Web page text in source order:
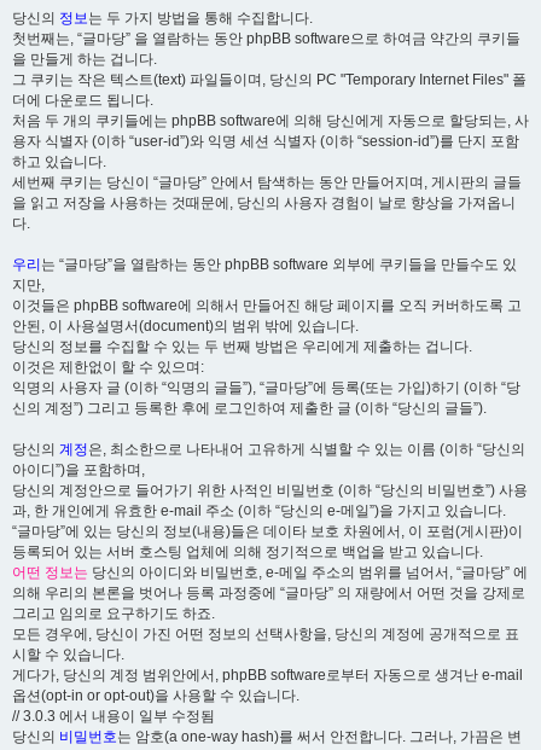
당신의 정보는 두 가지 방법을 통해 수집합니다.
첫번째는, “글마당” 을 열람하는 동안 phpBB software으로 하여금 약간의 쿠키들
을 만들게 하는 겁니다.
그 쿠키는 작은 텍스트(text) 파일들이며, 당신의 PC "Temporary Internet Files" 폴
더에 다운로드 됩니다.
처음 두 개의 쿠키들에는 phpBB software에 의해 당신에게 자동으로 할당되는, 사
용자 식별자 (이하 “user-id”)와 익명 세션 식별자 (이하 “session-id”)를 단지 포함
하고 있습니다.
세번째 쿠키는 당신이 “글마당” 안에서 탐색하는 동안 만들어지며, 게시판의 글들
을 읽고 저장을 사용하는 것때문에, 당신의 사용자 경험이 날로 향상을 가져옵니
다.
우리 는 “글마당”을 열람하는 동안 phpBB software 외부에 쿠키들을 만들수도 있
지만,
이것들은 phpBB software에 의해서 만들어진 해당 페이지를 오직 커버하도록 고
안된, 이 사용설명서(document)의 범위 밖에 있습니다.
당신의 정보를 수집할 수 있는 두 번째 방법은 우리에게 제출하는 겁니다.
이것은 제한없이 할 수 있으며:
익명의 사용자 글 (이하 “익명의 글들”), “글마당”에 등록(또는 가입)하기 (이하 “당
신의 계정”) 그리고 등록한 후에 로그인하여 제출한 글 (이하 “당신의 글들”).
당신의 계정은, 최소한으로 나타내어 고유하게 식별할 수 있는 이름 (이하 “당신의
아이디”)을 포함하며,
당신의 계정안으로 들어가기 위한 사적인 비밀번호 (이하 “당신의 비밀번호”) 사용
과, 한 개인에게 유효한 e-mail 주소 (이하 “당신의 e-메일”)을 가지고 있습니다.
“글마당”에 있는 당신의 정보(내용)들은 데이타 보호 차원에서, 이 포럼(게시판)이
등록되어 있는 서버 호스팅 업체에 의해 정기적으로 백업을 받고 있습니다.
어떤 정보는 당신의 아이디와 비밀번호, e-메일 주소의 범위를 넘어서, “글마당” 에
의해 우리의 본론을 벗어나 등록 과정중에 “글마당” 의 재량에서 어떤 것을 강제로
그리고 임의로 요구하기도 하죠.
모든 경우에, 당신이 가진 어떤 정보의 선택사항을, 당신의 계정에 공개적으로 표
시할 수 있습니다.
게다가, 당신의 계정 범위안에서, phpBB software로부터 자동으로 생겨난 e-mail
옵션(opt-in or opt-out)을 사용할 수 있습니다.
// 3.0.3 에서 내용이 일부 수정됨
당신의 비밀번호는 암호(a one-way hash)를 써서 안전합니다. 그러나, 가끔은 변